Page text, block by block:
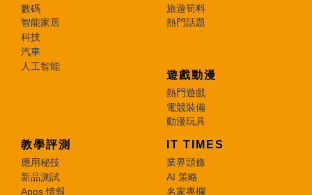
數碼
智能家居
科技
汽車
人工智能
旅遊筍料
熱門話題
遊戲動漫
熱門遊戲
電競裝備
動漫玩具
教學評測
應用秘技
新品測試
Apps 情報
IT TIMES
業界頭條
AI 策略
名家專欄